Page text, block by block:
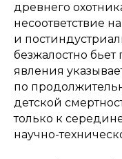
древнего
несоответствие
и
безжалостно
явления
по
детской
только к
научно-